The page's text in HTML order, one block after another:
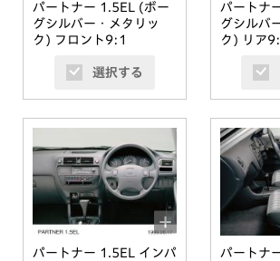
パートナー 1.5EL (ボー
グシルバー・メタリッ
ク) フロント9:1
選択する
パートナ
グシルバ
ク) リア
パートナー 1.5EL インパ
パートナ